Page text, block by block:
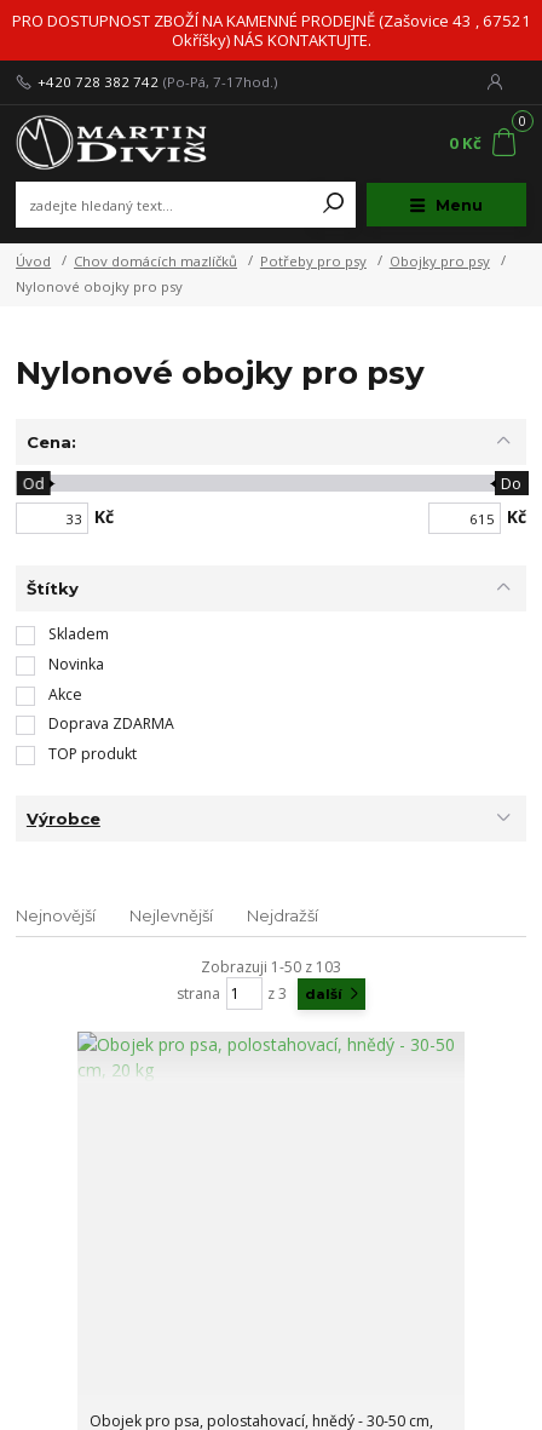
PRO DOSTUPNOST ZBOŽÍ NA KAMENNÉ PRODEJNĚ (Zašovice 43 , 67521
Okříšky) NÁS KONTAKTUJTE.
Menu
+420 728 382 742 (Po-Pá, 7-17hod.)
0
0 Kč
Úvod Chov domácích mazlíčků Potřeby pro psy
Obojky pro psy
Nylonové obojky pro psy
Nylonové obojky pro psy
Cena:
Kč
Od Do
Kč
Štítky
Skladem
Novinka
Akce
Doprava ZDARMA
TOP produkt
Výrobce
Nejnovější Nejlevnější Nejdražší
Zobrazuji 1-50 z 103
strana
z 3 další
Obojek pro psa, polostahovací, hnědý - 30-50 cm,